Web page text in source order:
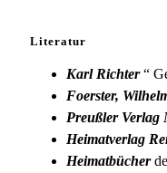
Literatur
Karl Richter“
Foerster,
Preußler Verlag
Heimatverlag
Heimatbücher